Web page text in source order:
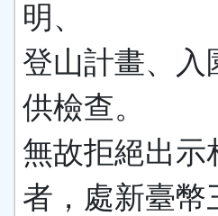
明、
登山計畫、入
供檢查。
無故拒絕出示
者，處新臺幣